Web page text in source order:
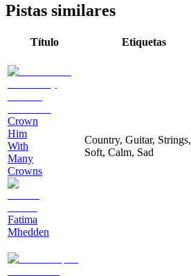
Pistas similares
Título Etiquetas
Crown
Him
With
Many
Crowns
Fatima
Mhedden
Country, Guitar, Strings,
Soft, Calm, Sad